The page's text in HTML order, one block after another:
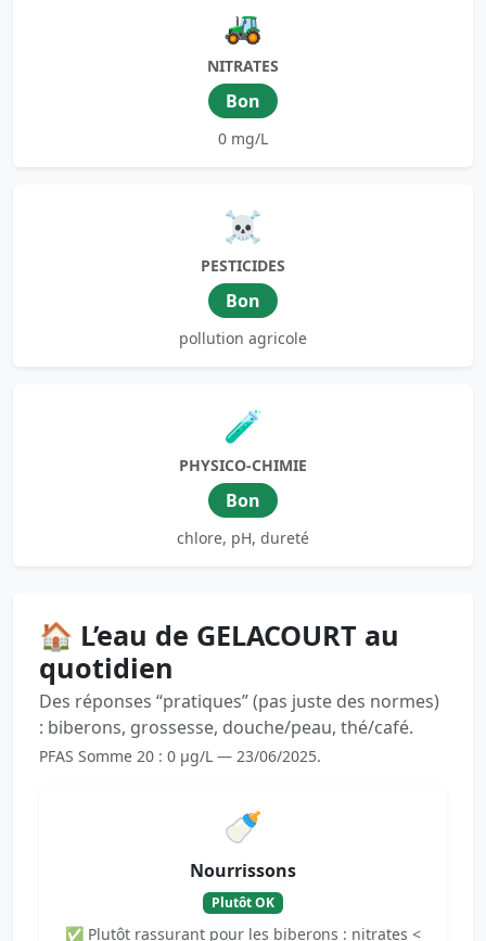
🚜
NITRATES
Bon
0 mg/L
☠️
PESTICIDES
Bon
pollution agricole
🧪
PHYSICO-CHIMIE
Bon
chlore, pH, dureté
🏠 L’eau de GELACOURT au
quotidien
Des réponses “pratiques” (pas juste des normes)
: biberons, grossesse, douche/peau, thé/café.
PFAS Somme 20 : 0 µg/L — 23/06/2025.
🍼
Nourrissons
Plutôt OK
✅ Plutôt rassurant pour les biberons : nitrates <